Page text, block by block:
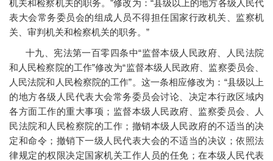
机关和检察机关的职务。”修改为：“县级以上的地方各级人民代
表大会常务委员会的组成人员不得担任国家行政机关、监察机
关、审判机关和检察机关的职务。”
十九、宪法第一百零四条中“监督本级人民政府、人民法院
和人民检察院的工作”修改为“监督本级人民政府、监察委员会、
人民法院和人民检察院的工作”。这一条相应修改为：“县级以上
的地方各级人民代表大会常务委员会讨论、决定本行政区域内
各方面工作的重大事项；监督本级人民政府、监察委员会、人
民法院和人民检察院的工作；撤销本级人民政府的不适当的决
定和命令；撤销下一级人民代表大会的不适当的决议；依照法
律规定的权限决定国家机关工作人员的任免；在本级人民代表